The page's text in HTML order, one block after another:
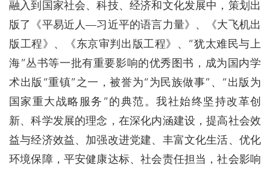
融入到国家社会、科技、经济和文化发展中，策划出
版了《平易近人—习近平的语言力量》、《大飞机出
版工程》、《东京审判出版工程》、“犹太难民与上
海”丛书等一批有重要影响的优秀图书，成为国内学
术出版“重镇”之一，被誉为“为民族做事”、“出版为
国家重大战略服务”的典范。我社始终坚持改革创
新、科学发展的理念，在深化内涵建设，提高社会效
益与经济效益、加强改进党建、丰富文化生活、优化
环境保障，平安健康达标、社会责任担当，社会影响